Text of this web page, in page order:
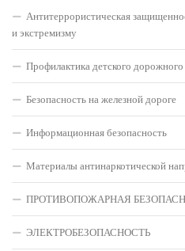
Антитеррористическая
и экстремизму
Профилактика детского
Безопасность на железной дороге
Информационная безопасность
Материалы антинаркотической
ПРОТИВОПОЖАРНАЯ
ЭЛЕКТРОБЕЗОПАСНОСТЬ